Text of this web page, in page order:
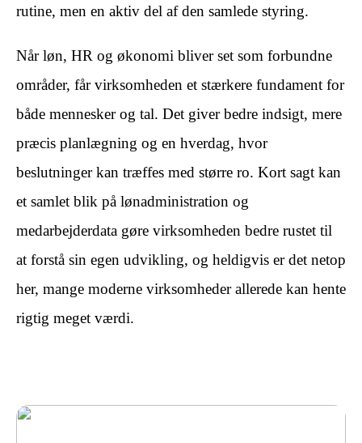
rutine, men en aktiv del af den samlede styring.
Når løn, HR og økonomi bliver set som forbundne
områder, får virksomheden et stærkere fundament for
både mennesker og tal. Det giver bedre indsigt, mere
præcis planlægning og en hverdag, hvor
beslutninger kan træffes med større ro. Kort sagt kan
et samlet blik på lønadministration og
medarbejderdata gøre virksomheden bedre rustet til
at forstå sin egen udvikling, og heldigvis er det netop
her, mange moderne virksomheder allerede kan hente
rigtig meget værdi.